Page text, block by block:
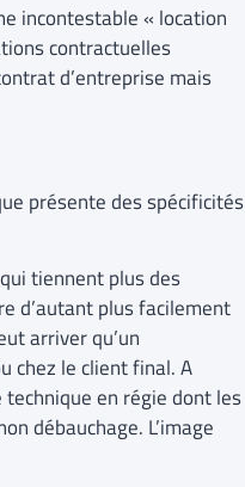
incontestable « location
contractuelles
d’entreprise mais
présente des spécificités
tiennent plus des
d’autant plus facilement
arriver qu’un
chez le client final. A
en régie dont les
débauchage. L’image